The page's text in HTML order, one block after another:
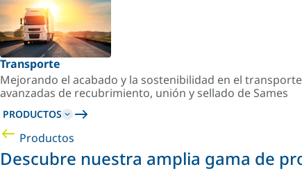
Transporte
Mejorando el acabado y la sostenibilidad en el
avanzadas de recubrimiento, unión y sellado de Sames
PRODUCTOS
Productos
Descubre nuestra amplia gama de